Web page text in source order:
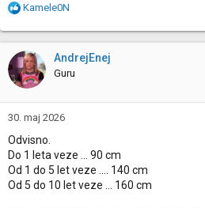
R
a
c
t
i
o
n
s
:
Kamele0N
AndrejEnej
Guru
30. maj 2026
Odvisno.
Do 1 leta veze ... 90 cm
Od 1 do 5 let veze .... 140 cm
Od 5 do 10 let veze ... 160 cm